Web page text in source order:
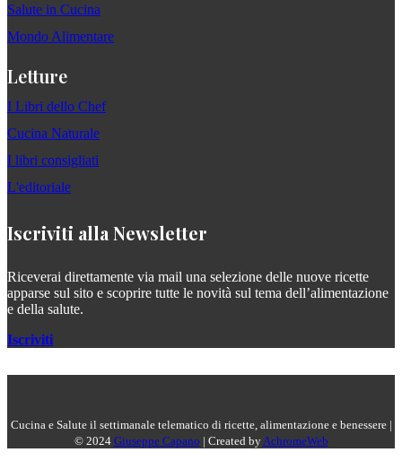
Salute in Cucina
Mondo Alimentare
Letture
I Libri dello Chef
Cucina Naturale
I libri consigliati
L'editoriale
Iscriviti alla Newsletter
Riceverai direttamente via mail una selezione delle nuove ricette
apparse sul sito e scoprire tutte le novità sul tema dell’alimentazione
e della salute.
Iscriviti
Cucina e Salute il settimanale telematico di ricette, alimentazione e benessere |
© 2024 Giuseppe Capano | Created by AchromeWeb